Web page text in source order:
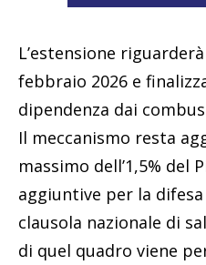
L’estensione
febbraio 2026 e
dipendenza dai
Il meccanismo resta
massimo dell’1,5% del
aggiuntive per la
clausola nazionale di
di quel quadro viene